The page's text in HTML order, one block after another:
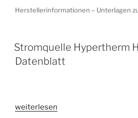
Herstellerinformationen – Unterlagen
Stromquelle Hypertherm
Datenblatt
„Stromquelle
weiterlesen